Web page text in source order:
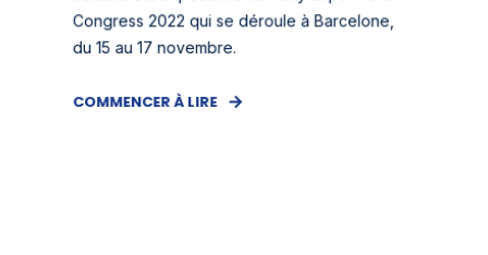
Congress 2022 qui se déroule à Barcelone,
du 15 au 17 novembre.
COMMENCER À LIRE